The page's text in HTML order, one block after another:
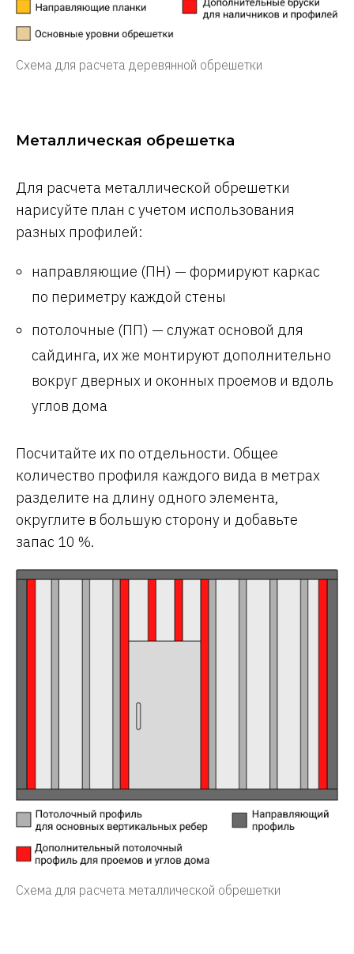
Схема для расчета деревянной обрешетки
Металлическая обрешетка
Для расчета металлической обрешетки
нарисуйте план с учетом использования
разных профилей:
направляющие (ПН) — формируют каркас
по периметру каждой стены
потолочные (ПП) — служат основой для
сайдинга, их же монтируют дополнительно
вокруг дверных и оконных проемов и вдоль
углов дома
Посчитайте их по отдельности. Общее
количество профиля каждого вида в метрах
разделите на длину одного элемента,
округлите в большую сторону и добавьте
запас 10 %.
Схема для расчета металлической обрешетки